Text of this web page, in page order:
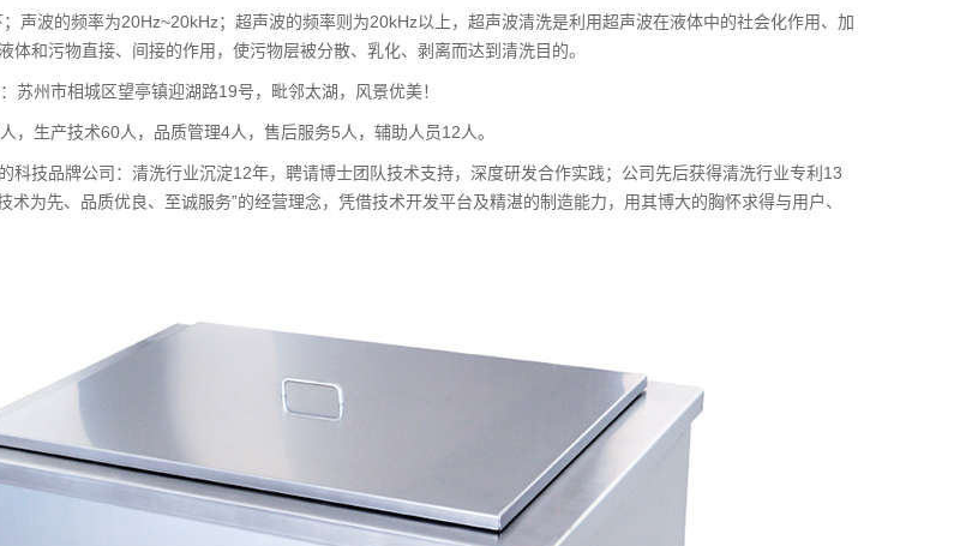
声波的频率为20Hz~20kHz；超声波的频率则为20kHz以上，超声波清洗是利用超声波在液体中的社会化作用、加
体和污物直接、间接的作用，使污物层被分散、乳化、剥离而达到清洗目的。
苏州市相城区望亭镇迎湖路19号，毗邻太湖，风景优美！
，生产技术60人，品质管理4人，售后服务5人，辅助人员12人。
科技品牌公司：清洗行业沉淀12年，聘请博士团队技术支持，深度研发合作实践；公司先后获得清洗行业专利13
术为先、品质优良、至诚服务”的经营理念，凭借技术开发平台及精湛的制造能力，用其博大的胸怀求得与用户、